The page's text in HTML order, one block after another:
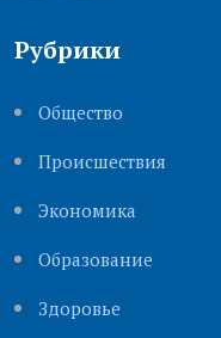
Рубрики
Общество
Происшествия
Экономика
Образование
Здоровье